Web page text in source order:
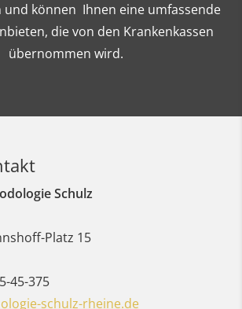
und können Ihnen eine umfassende
die von den Krankenkassen
übernommen wird.
Schulz
Platz 15
45-375
schulz-rheine.de